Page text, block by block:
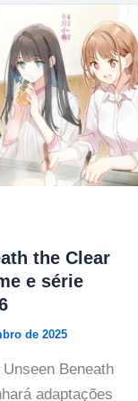
the Clear
e série
de 2025
Beneath
adaptações